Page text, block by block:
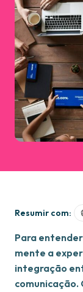
Resumir com:
Para
mente a
integração
comunicação.